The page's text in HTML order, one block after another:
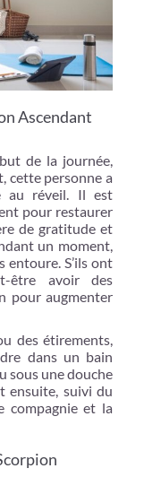
Ascendant
de la journée,
cette personne a
au réveil. Il est
pour restaurer
de gratitude et
un moment,
entoure. S’ils ont
être avoir des
pour augmenter
des étirements,
dans un bain
sous une douche
ensuite, suivi du
compagnie et la